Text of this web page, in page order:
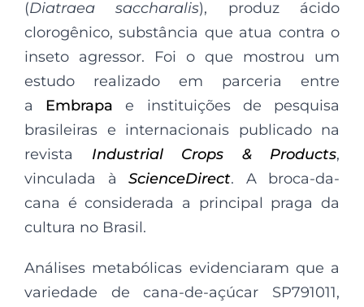
(Diatraea saccharalis), produz ácido
clorogênico, substância que atua contra o
inseto agressor. Foi o que mostrou um
estudo realizado em parceria entre
a Embrapa e instituições de pesquisa
brasileiras e internacionais publicado na
revista Industrial Crops & Products,
vinculada à ScienceDirect. A broca-da-
cana é considerada a principal praga da
cultura no Brasil.
Análises metabólicas evidenciaram que a
variedade de cana-de-açúcar SP791011,